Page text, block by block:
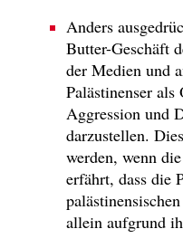
Anders
Butter-Geschäft
der Medien und
Palästinenser als
Aggression und
darzustellen.
werden, wenn
erfährt, dass die
allein aufgrund